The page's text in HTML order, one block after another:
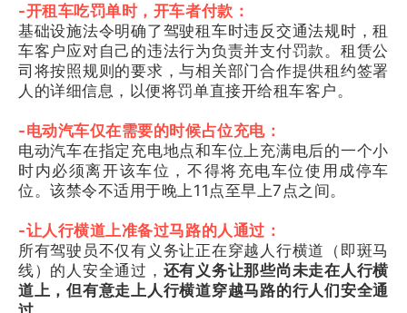
-开租车吃罚单时，开车者付款：
基础设施法令明确了驾驶租车时违反交通法规时，租
车客户应对自己的违法行为负责并支付罚款。租赁公
司将按照规则的要求，与相关部门合作提供租约签署
人的详细信息，以便将罚单直接开给租车客户。
-电动汽车仅在需要的时候占位充电：
电动汽车在指定充电地点和车位上充满电后的一个小
时内必须离开该车位，不得将充电车位使用成停车
位。该禁令不适用于晚上11点至早上7点之间。
-让人行横道上准备过马路的人通过：
所有驾驶员不仅有义务让正在穿越人行横道（即斑马
线）的人安全通过， 还有义务让那些尚未走在人行横
道上，但有意走上人行横道穿越马路的行人们安全通